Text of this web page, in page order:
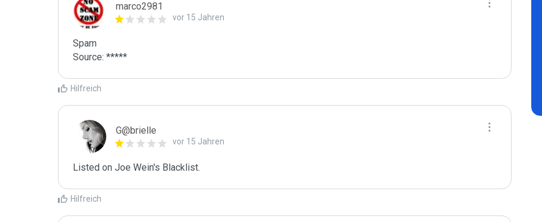
marco2981
vor 15 Jahren
Spam
Source: *****
Hilfreich
G@brielle
vor 15 Jahren
Listed on Joe Wein's Blacklist.
Hilfreich